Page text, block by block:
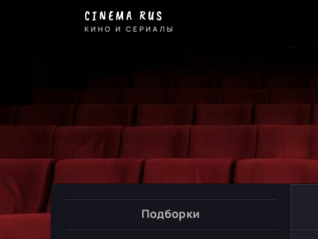
CINEMA RUS
КИНО И СЕРИАЛЫ
Подборки